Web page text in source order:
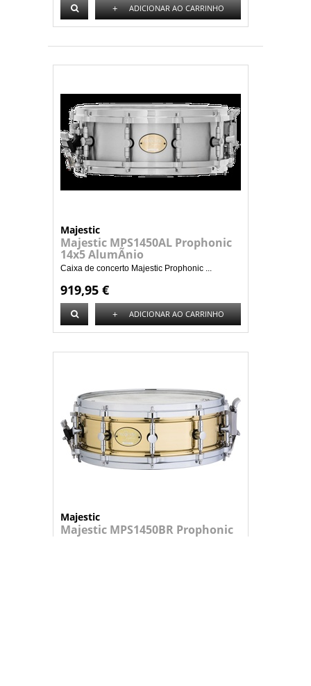
+ ADICIONAR AO CARRINHO
Majestic
Majestic MPS1450AL Prophonic
14x5 AlumÃ­nio
Caixa de concerto Majestic Prophonic ...
919,95 €
+ ADICIONAR AO CARRINHO
Majestic
Majestic MPS1450BR Prophonic
14x5 Brass